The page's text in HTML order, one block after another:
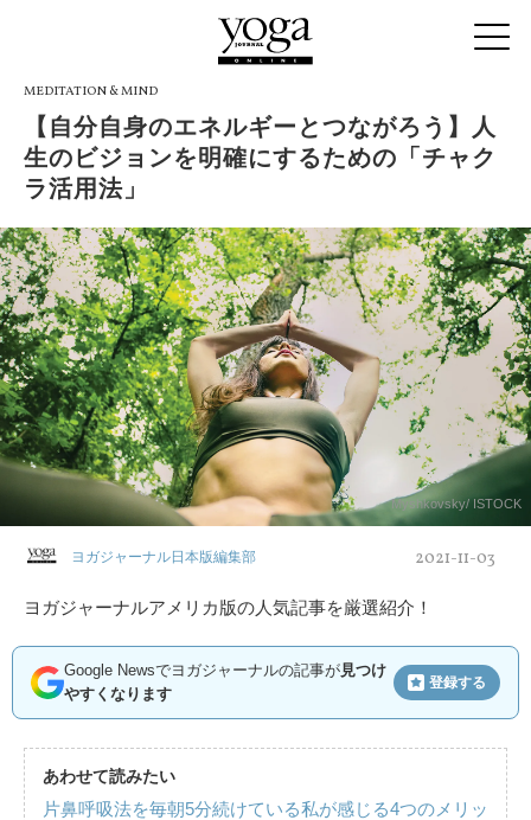
MEDITATION & MIND
【自分自身のエネルギーとつながろう】人
生のビジョンを明確にするための「チャク
ラ活用法」
Myshkovsky/ ISTOCK
ヨガジャーナル日本版編集部 2021-11-03
ヨガジャーナルアメリカ版の人気記事を厳選紹介！
Google Newsでヨガジャーナルの記事が見つけ
やすくなります
登録する
あわせて読みたい
片鼻呼吸法を毎朝5分続けている私が感じる4つのメリッ